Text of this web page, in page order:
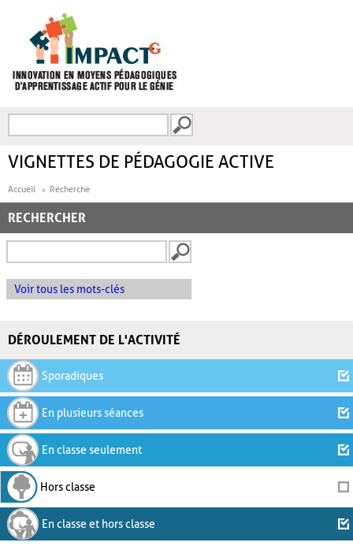
FORMULAIRE DE
VIGNETTES DE PÉDAGOGIE ACTIVE
Accueil Recherche
RECHERCHER
Voir tous les mots-clés
DÉROULEMENT DE L'ACTIVITÉ
Sporadiques
En plusieurs séances
En classe seulement
Hors classe
En classe et hors classe